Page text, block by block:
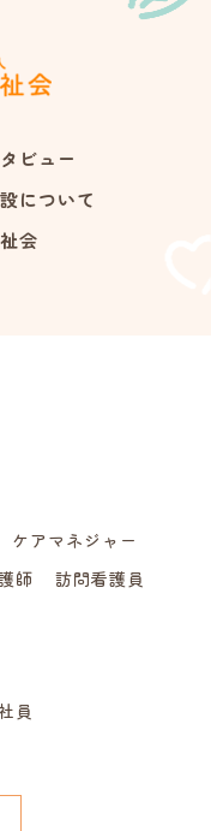
ビュー
について
会
ケアマネジャー
師
訪問看護員
員